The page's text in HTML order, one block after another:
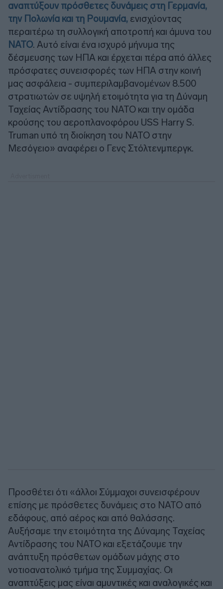
αναπτύξουν πρόσθετες δυνάμεις στη Γερμανία,
την Πολωνία και τη Ρουμανία, ενισχύοντας
περαιτέρω τη συλλογική αποτροπή και άμυνα του
ΝΑΤΟ. Αυτό είναι ένα ισχυρό μήνυμα της
δέσμευσης των ΗΠΑ και έρχεται πέρα από άλλες
πρόσφατες συνεισφορές των ΗΠΑ στην κοινή
μας ασφάλεια - συμπεριλαμβανομένων 8.500
στρατιωτών σε υψηλή ετοιμότητα για τη Δύναμη
Ταχείας Αντίδρασης του ΝΑΤΟ και την ομάδα
κρούσης του αεροπλανοφόρου USS Harry S.
Truman υπό τη διοίκηση του ΝΑΤΟ στην
Μεσόγειο» αναφέρει ο Γενς Στόλτενμπεργκ.
Προσθέτει ότι «άλλοι Σύμμαχοι συνεισφέρουν
επίσης με πρόσθετες δυνάμεις στο ΝΑΤΟ από
εδάφους, από αέρος και από θαλάσσης.
Αυξήσαμε την ετοιμότητα της Δύναμης Ταχείας
Αντίδρασης του ΝΑΤΟ και εξετάζουμε την
ανάπτυξη πρόσθετων ομάδων μάχης στο
νοτιοανατολικό τμήμα της Συμμαχίας. Οι
αναπτύξεις μας είναι αμυντικές και αναλογικές και